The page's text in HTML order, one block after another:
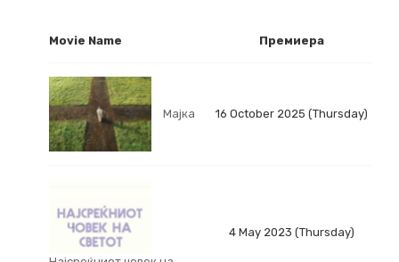
Movie Name Премиера
Мајка 16 October 2025 (Thursday)
4 May 2023 (Thursday)